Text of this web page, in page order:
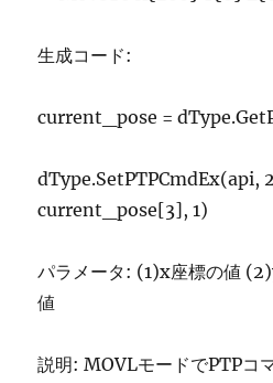
生成コード:
current_pose =
dType.SetPTPCmdEx(api,
current_pose[3], 1)
パラメータ: (1)x座標の値
値
説明: MOVLモードでPTPコ